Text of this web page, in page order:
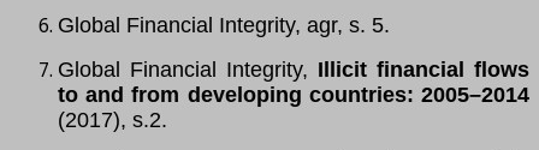
Global Financial Integrity, agr, s. 5.
Global Financial Integrity, Illicit financial flows
to and from developing countries: 2005–2014
(2017), s.2.